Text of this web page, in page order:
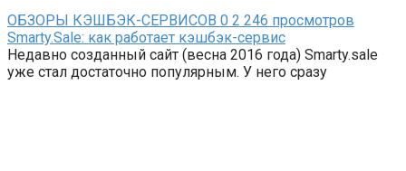
ОБЗОРЫ КЭШБЭК-СЕРВИСОВ 0 2 246 просмотров
Smarty.Sale: как работает кэшбэк-сервис
Недавно созданный сайт (весна 2016 года) Smarty.sale
уже стал достаточно популярным. У него сразу